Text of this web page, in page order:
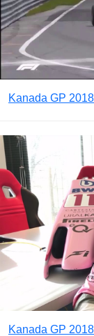
Kanada GP
Kanada GP